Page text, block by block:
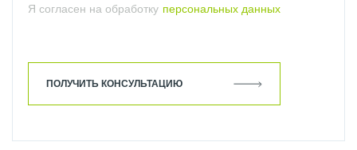
Я согласен на обработку персональных данных
ПОЛУЧИТЬ КОНСУЛЬТАЦИЮ